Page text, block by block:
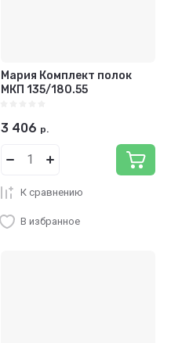
Мария Комплект полок
МКП 135/180.55
3 406 р.
К сравнению
В избранное